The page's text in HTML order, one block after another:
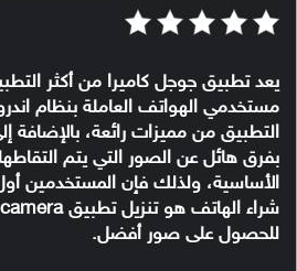
يعد تطبيق جوجل كاميرا من أكثر
مستخدمي الهواتف العاملة بنظام
التطبيق من مميزات رائعة، بالإضافة
بفرق هائل عن الصور التي يتم
الأساسية، ولذلك فإن المستخدمين
شراء الهاتف هوتنزيل تطبيق google camera
للحصول على صور أفضل.